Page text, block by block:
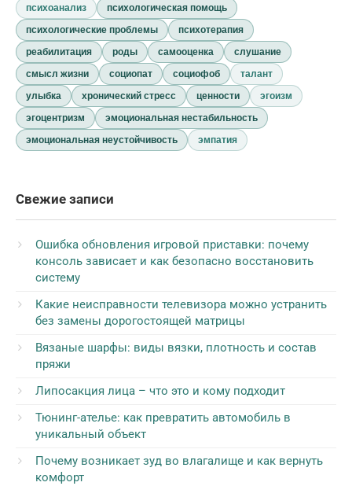
психоанализ
психологическая помощь
психологические проблемы
психотерапия
реабилитация
роды самооценка
слушание
смысл жизни
социопат социофоб
талант
улыбка
хронический стресс ценности
эгоизм
эгоцентризм
эмоциональная нестабильность
эмоциональная неустойчивость
эмпатия
Свежие записи
Ошибка обновления игровой приставки: почему
консоль зависает и как безопасно восстановить
систему
Какие неисправности телевизора можно устранить
без замены дорогостоящей матрицы
Вязаные шарфы: виды вязки, плотность и состав
пряжи
Липосакция лица – что это и кому подходит
Тюнинг-ателье: как превратить автомобиль в
уникальный объект
Почему возникает зуд во влагалище и как вернуть
комфорт